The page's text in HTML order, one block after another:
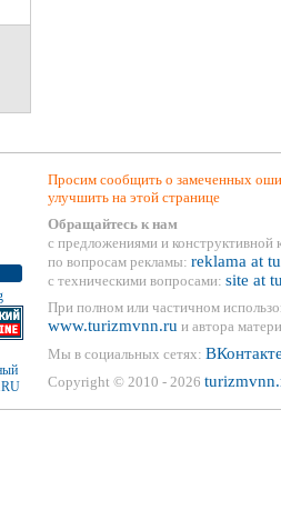
Просим сообщить о замеченных
улучшить на этой странице
Обращайтесь к нам
с предложениями и конструктивной
по вопросам рекламы: reklama at
с техническими вопросами: site at
При полном или частичном
www.turizmvnn.ru и автора
Мы в социальных сетях:
Copyright © 2010 - 2026